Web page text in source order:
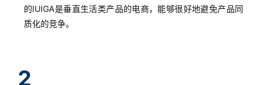
的IUIGA是垂直生活类产品的电商，能够很好地避免产品同
质化的竞争。
2